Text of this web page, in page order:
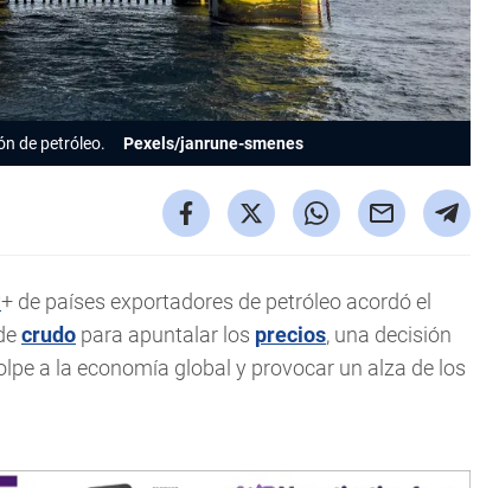
de petróleo. Pexels/janrune-smenes
+ de países exportadores de petróleo acordó el
crudo para apuntalar los precios, una decisión
a la economía global y provocar un alza de los